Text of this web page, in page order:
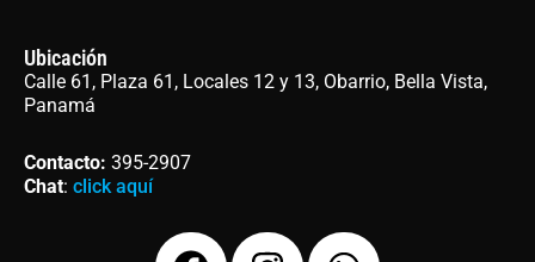
Ubicación
Calle 61, Plaza 61, Locales 12 y 13, Obarrio, Bella Vista,
Panamá
Contacto: 395-2907
Chat: click aquí
F
I
W